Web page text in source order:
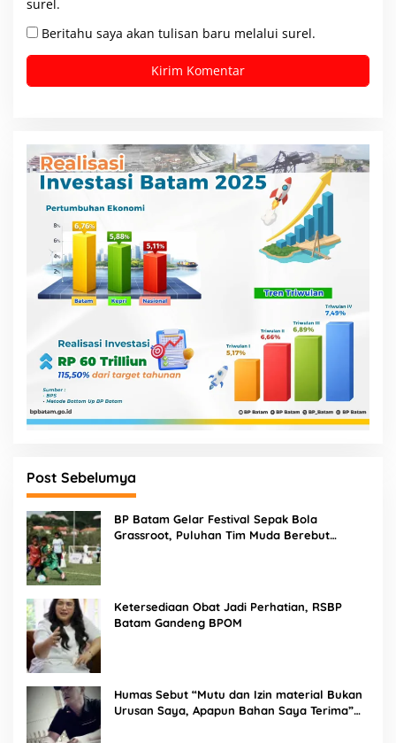
surel.
Beritahu saya akan tulisan baru melalui surel.
Post Sebelumya
BP Batam Gelar Festival Sepak Bola
Grassroot, Puluhan Tim Muda Berebut
Ketersediaan Obat Jadi Perhatian, RSBP
Batam Gandeng BPOM
Humas Sebut “Mutu dan Izin material Bukan
Urusan Saya, Apapun Bahan Saya Terima”